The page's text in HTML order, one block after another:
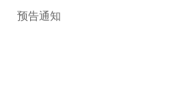
预告通知